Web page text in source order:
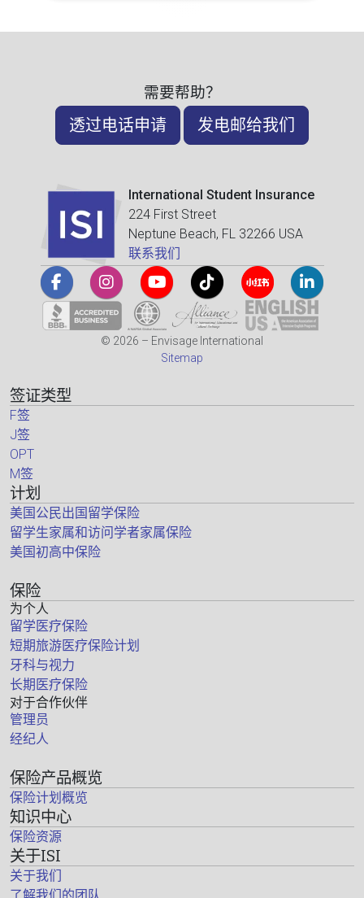
需要帮助？
透过电话申请 发电邮给我们
International Student Insurance
224 First Street
Neptune Beach, FL 32266 USA
联系我们
© 2026 – Envisage International
Sitemap
签证类型
F签
J签
OPT
M签
计划
美国公民出国留学保险
留学生家属和访问学者家属保险
美国初高中保险
保险
为个人
留学医疗保险
短期旅游医疗保险计划
牙科与视力
长期医疗保险
对于合作伙伴
管理员
经纪人
保险产品概览
保险计划概览
知识中心
保险资源
关于ISI
关于我们